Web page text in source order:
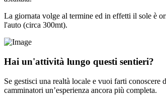
La giornata volge al termine ed in effetti il sole è
l'auto (circa 300mt).
Hai un'attività lungo questi sentieri?
Se gestisci una realtà locale e vuoi farti
camminatori un’esperienza ancora più completa.